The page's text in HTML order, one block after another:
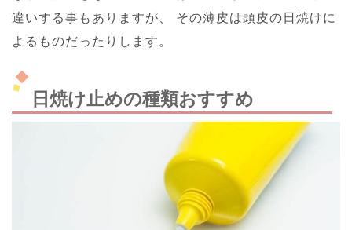
違いする事もありますが、
その薄皮は頭皮の日焼けに
よるものだったりします。
日焼け止めの種類おすすめ